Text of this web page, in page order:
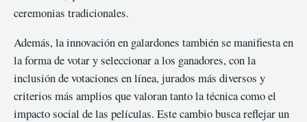
ceremonias tradicionales.
Además, la innovación en galardones también se manifiesta en
la forma de votar y seleccionar a los ganadores, con la
inclusión de votaciones en línea, jurados más diversos y
criterios más amplios que valoran tanto la técnica como el
impacto social de las películas. Este cambio busca reflejar un